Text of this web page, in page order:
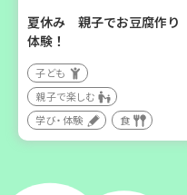
親子で楽しむ
夏休み 親子でお豆腐作り
体験！
子ども
親子で楽しむ
学び・体験
食